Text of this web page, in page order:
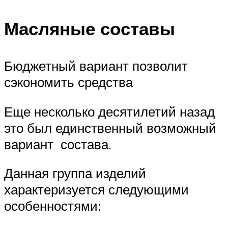
Масляные составы
Бюджетный вариант позволит
сэкономить средства
Еще несколько десятилетий назад
это был единственный возможный
вариант состава.
Данная группа изделий
характеризуется следующими
особенностями: